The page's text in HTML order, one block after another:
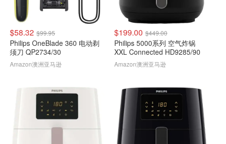
$58.32 $99.95
Philips OneBlade 360 电动剃
须刀 QP2734/30
Amazon澳洲亚马逊
$199.00 $449.00
Philips 5000系列 空气炸锅
XXL Connected HD9285/90
Amazon澳洲亚马逊